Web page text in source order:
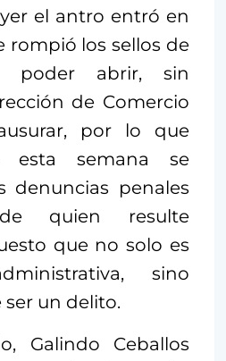
el antro entró en
rompió los sellos de
poder abrir, sin
de Comercio
por lo que
esta semana se
denuncias penales
quien resulte
que no solo es
sino
un delito.
Galindo Ceballos